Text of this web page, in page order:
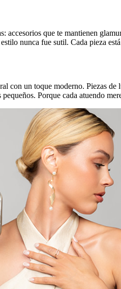
accesorios que te mantienen
nunca fue sutil. Cada pieza
con un toque moderno. Piezas
Porque cada atuendo